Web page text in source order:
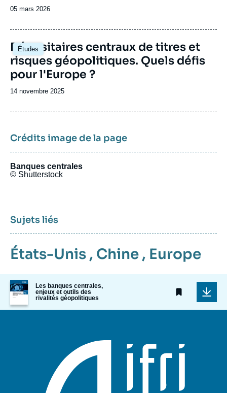
la
Date
publication
05 mars 2026
Études
Image
principale
Dépositaires centraux de titres et
risques géopolitiques. Quels défis
pour l'Europe ?
Date
publication
14 novembre 2025
Crédits image de la page
Banques centrales
© Shutterstock
Sujets liés
États-Unis , Chine , Europe
Image
de
couverture
de
Les banques centrales,
enjeux et outils des
rivalités géopolitiques